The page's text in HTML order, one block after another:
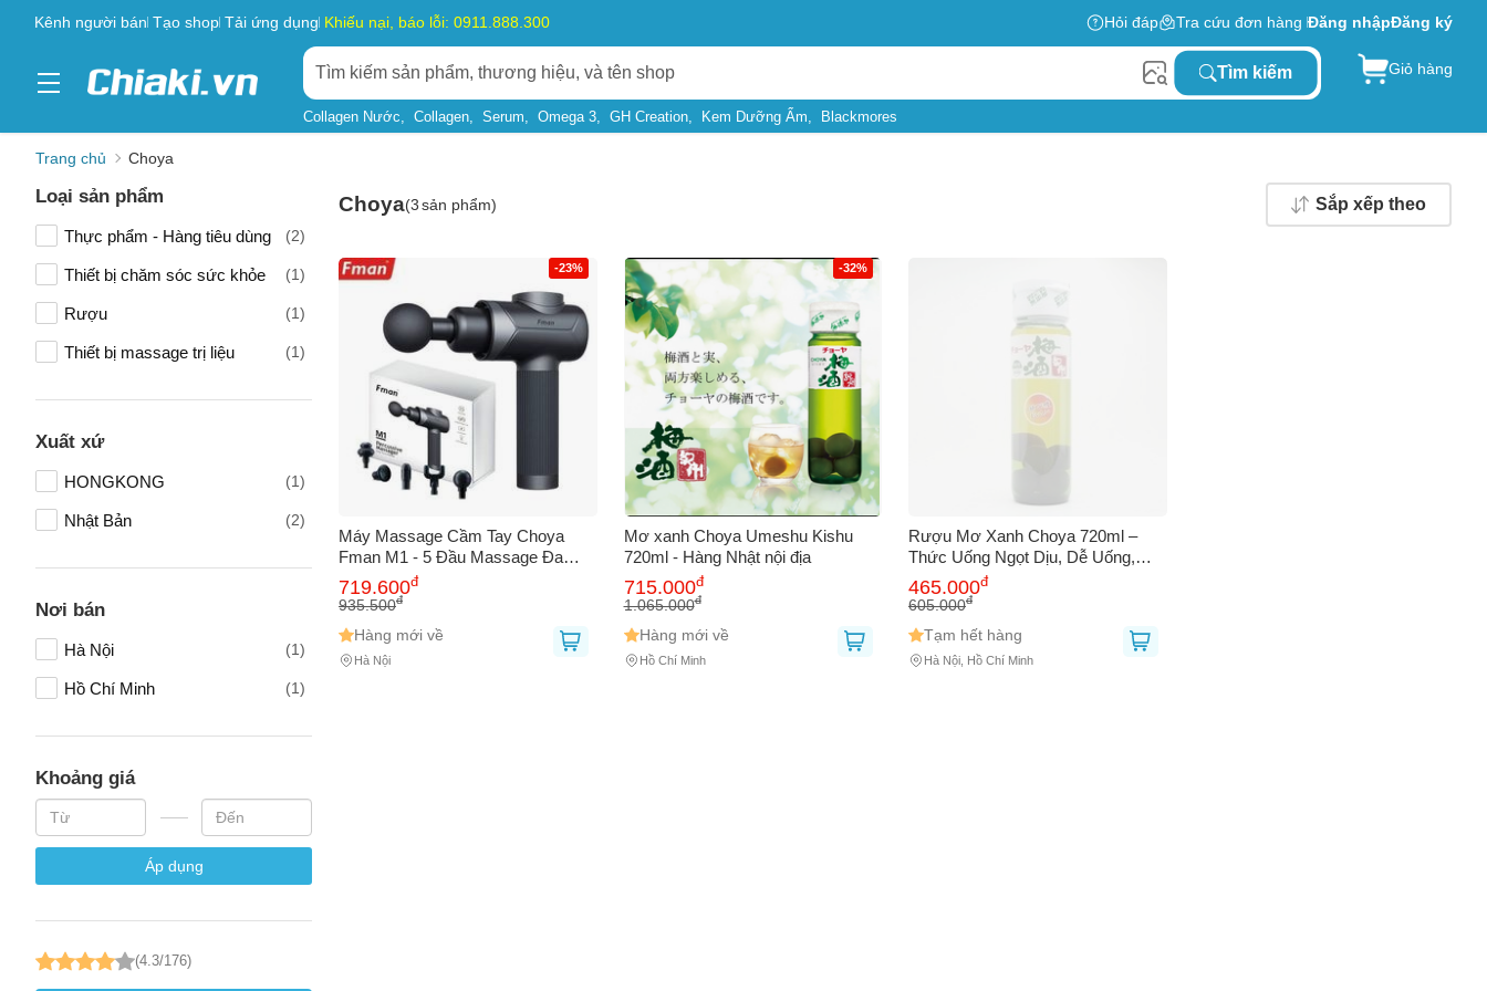
Kênh người bán Tạo shop Tải ứng dụng Khiếu nại, báo lỗi: 0911.888.300 Hỏi đáp Tra cứu đơn hàng Đăng nhậpĐăng ký
Tìm kiếm
Collagen Nước Collagen Serum Omega 3 GH Creation Kem Dưỡng Ẩm Blackmores
Giỏ hàng
Trang chủ Choya
Loại sản phẩm
Thực phẩm - Hàng tiêu dùng (2)
Thiết bị chăm sóc sức khỏe (1)
Rượu (1)
Thiết bị massage trị liệu (1)
Xuất xứ
HONGKONG (1)
Nhật Bản (2)
Nơi bán
Hà Nội (1)
Hồ Chí Minh (1)
Khoảng giá
Áp dụng
(4.3/176)
Choya(3 sản phẩm) Sắp xếp theo
-23%
Máy Massage Cầm Tay Choya
Fman M1 - 5 Đầu Massage Đa
Năng, Công Suất 60W, Pin
2000mAh, Thiết Kế Nhỏ Gọn, Giải
719.600đ
935.500đ
Hàng mới về
Hà Nội
-32%
Mơ xanh Choya Umeshu Kishu
720ml - Hàng Nhật nội địa
715.000đ
1.065.000đ
Hàng mới về
Hồ Chí Minh
Rượu Mơ Xanh Choya 720ml –
Thức Uống Ngọt Dịu, Dễ Uống,
Hương Vị Trái Cây Tươi Mát –
Thưởng Thức Hoàn Hảo Cho Mọi
465.000đ
605.000đ
Tạm hết hàng
Hà Nội, Hồ Chí Minh
Bạn gặp vấn đề vềSản phẩm Mua hàng
Hãy báo lỗi cho chúng tôi. Hoặc gọi cho chúng tôi qua số
Tên của bạn(*)